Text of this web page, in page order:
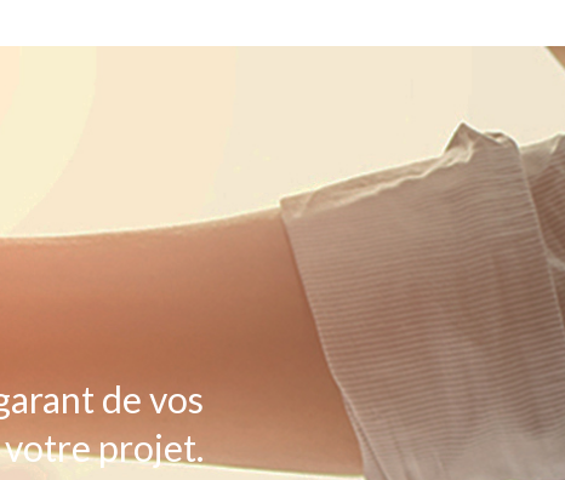
de vos
votre projet.